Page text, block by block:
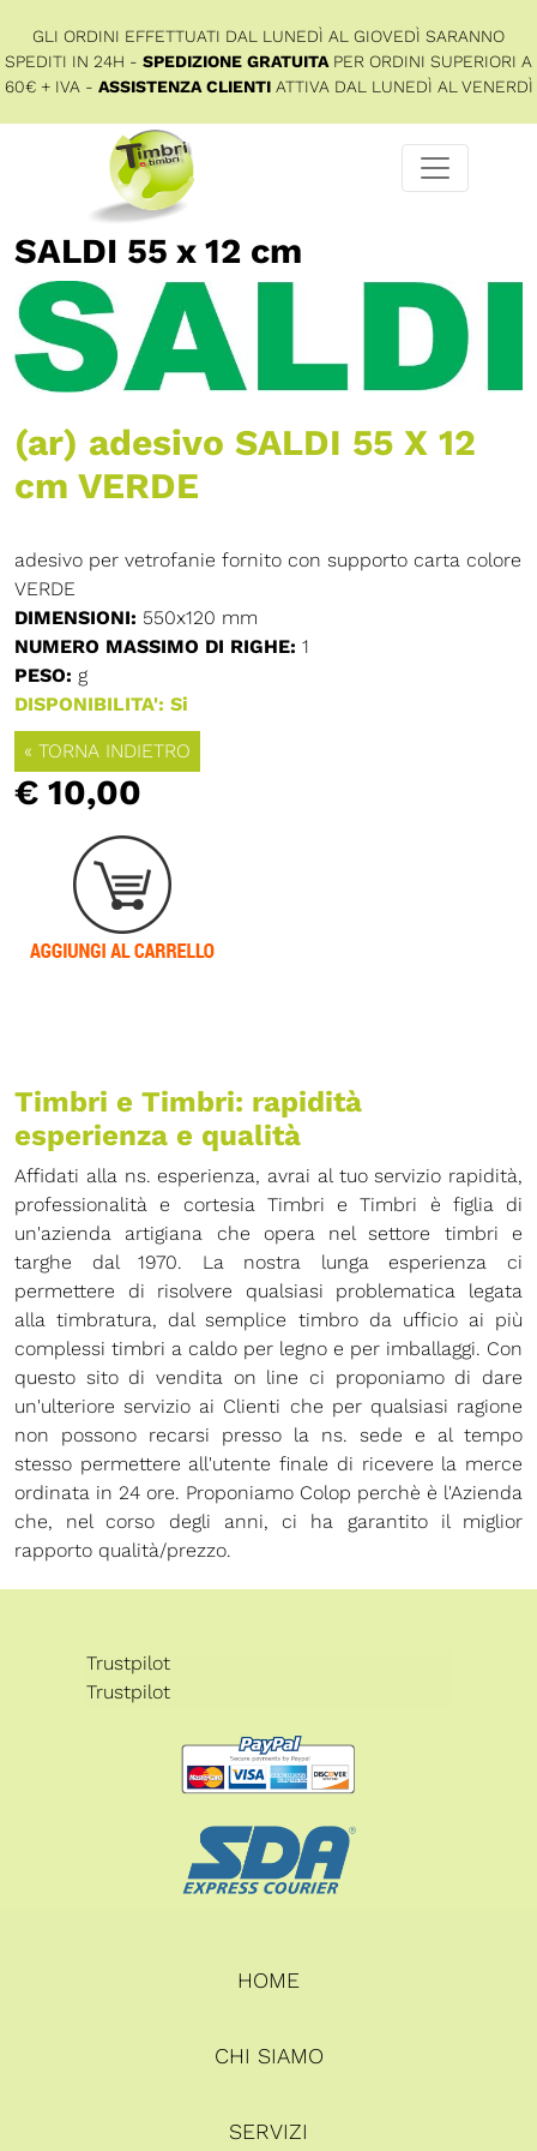
GLI ORDINI EFFETTUATI DAL LUNEDÌ AL GIOVEDÌ SARANNO
SPEDITI IN 24H - SPEDIZIONE GRATUITA PER ORDINI SUPERIORI A
60€ + IVA - ASSISTENZA CLIENTIATTIVA DAL LUNEDÌ AL VENERDÌ
SALDI 55 x 12 cm
(ar) adesivo SALDI 55 X 12
cm VERDE
adesivo per vetrofanie fornito con supporto carta colore
VERDE
DIMENSIONI: 550x120 mm
NUMERO MASSIMO DI RIGHE: 1
PESO: g
DISPONIBILITA': Si
« TORNA INDIETRO
€ 10,00
Timbri e Timbri: rapidità
esperienza e qualità
Affidati alla ns. esperienza, avrai al tuo servizio rapidità,
professionalità e cortesia Timbri e Timbri è figlia di
un'azienda artigiana che opera nel settore timbri e
targhe dal 1970. La nostra lunga esperienza ci
permettere di risolvere qualsiasi problematica legata
alla timbratura, dal semplice timbro da ufficio ai più
complessi timbri a caldo per legno e per imballaggi. Con
questo sito di vendita on line ci proponiamo di dare
un'ulteriore servizio ai Clienti che per qualsiasi ragione
non possono recarsi presso la ns. sede e al tempo
stesso permettere all'utente finale di ricevere la merce
ordinata in 24 ore. Proponiamo Colop perchè è l'Azienda
che, nel corso degli anni, ci ha garantito il miglior
rapporto qualità/prezzo.
Trustpilot
Trustpilot
HOME
CHI SIAMO
SERVIZI